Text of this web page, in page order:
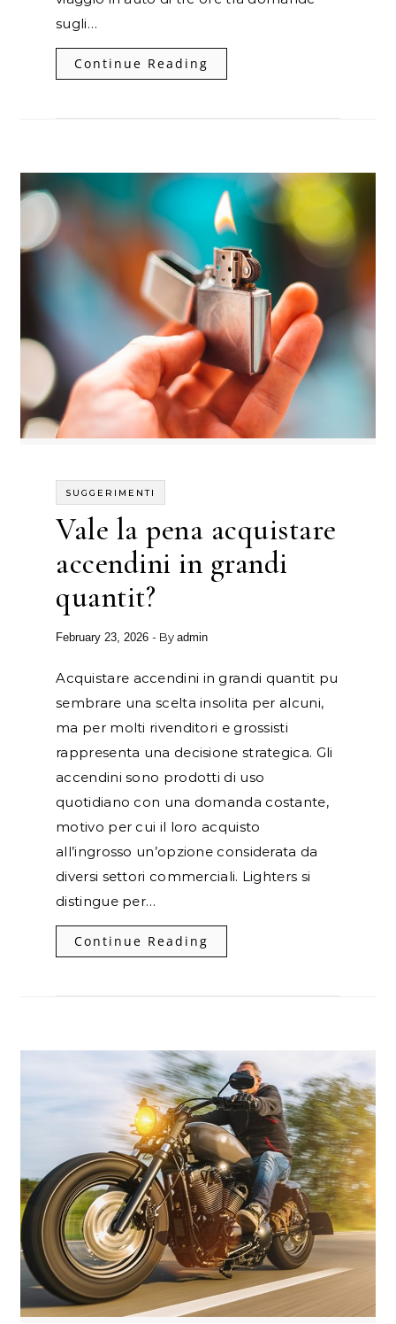
sugli…
Continue Reading
SUGGERIMENTI
Vale la pena acquistare
accendini in grandi
quantit?
February 23, 2026 - Byadmin
Acquistare accendini in grandi quantit pu
sembrare una scelta insolita per alcuni,
ma per molti rivenditori e grossisti
rappresenta una decisione strategica. Gli
accendini sono prodotti di uso
quotidiano con una domanda costante,
motivo per cui il loro acquisto
all’ingrosso un’opzione considerata da
diversi settori commerciali. Lighters si
distingue per…
Continue Reading